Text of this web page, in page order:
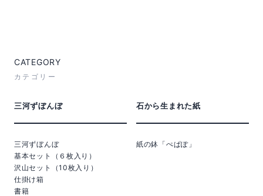
CATEGORY
カテゴリー
三河ずぼんぼ
三河ずぼんぼ
基本セット（６枚入り）
沢山セット（10枚入り）
仕掛け箱
書籍
石から生まれた紙
紙の鉢「ぺぱぽ」